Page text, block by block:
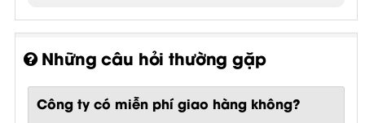
Những câu hỏi thường gặp
Công ty có miễn phí giao hàng không?